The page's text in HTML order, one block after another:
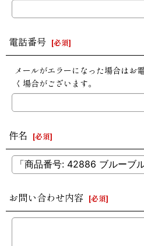
電話番号 [必須]
メールがエラーになった場合はお
く場合がございます。
件名 [必須]
お問い合わせ内容 [必須]